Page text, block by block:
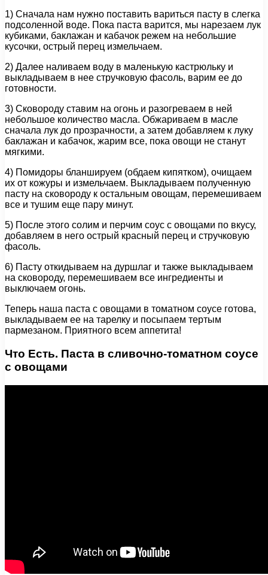
1) Сначала нам нужно поставить вариться пасту в слегка
подсоленной воде. Пока паста варится, мы нарезаем лук
кубиками, баклажан и кабачок режем на небольшие
кусочки, острый перец измельчаем.
2) Далее наливаем воду в маленькую кастрюльку и
выкладываем в нее стручковую фасоль, варим ее до
готовности.
3) Сковороду ставим на огонь и разогреваем в ней
небольшое количество масла. Обжариваем в масле
сначала лук до прозрачности, а затем добавляем к луку
баклажан и кабачок, жарим все, пока овощи не станут
мягкими.
4) Помидоры бланшируем (обдаем кипятком), очищаем
их от кожуры и измельчаем. Выкладываем полученную
пасту на сковороду к остальным овощам, перемешиваем
все и тушим еще пару минут.
5) После этого солим и перчим соус с овощами по вкусу,
добавляем в него острый красный перец и стручковую
фасоль.
6) Пасту откидываем на дуршлаг и также выкладываем
на сковороду, перемешиваем все ингредиенты и
выключаем огонь.
Теперь наша паста с овощами в томатном соусе готова,
выкладываем ее на тарелку и посыпаем тертым
пармезаном. Приятного всем аппетита!
Что Есть. Паста в сливочно-томатном соусе
с овощами